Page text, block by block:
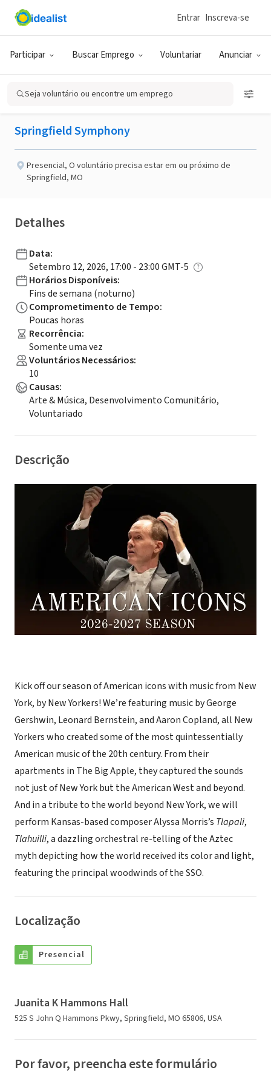
Participar Buscar Emprego Voluntariar Anunciar
Entrar Inscreva-se
Seja voluntário ou encontre um emprego
ONG (SETOR SOCIAL)
Publicado há 1 mês Feito em um Dia
9/12/26 "The Big Apple"
Springfield Symphony
Presencial, O voluntário precisa estar em ou próximo de
Springfield, MO
Detalhes
Data:
Setembro 12, 2026, 17:00 - 23:00 GMT-5
Horários Disponíveis:
Fins de semana (noturno)
Comprometimento de Tempo:
Poucas horas
Recorrência:
Somente uma vez
Voluntários Necessários:
10
Causas:
Arte & Música, Desenvolvimento Comunitário,
Voluntariado
Descrição
Kick off our season of American icons with music from New
York, by New Yorkers! We’re featuring music by George
Gershwin, Leonard Bernstein, and Aaron Copland, all New
Yorkers who created some of the most quintessentially
American music of the 20th century. From their
apartments in The Big Apple, they captured the sounds
not just of New York but the American West and beyond.
And in a tribute to the world beyond New York, we will
perform Kansas-based composer Alyssa Morris’s Tlapali,
Tlahuilli, a dazzling orchestral re-telling of the Aztec
myth depicting how the world received its color and light,
featuring the principal woodwinds of the SSO.
Localização
Presencial
Juanita K Hammons Hall
525 S John Q Hammons Pkwy, Springfield, MO 65806, USA
Por favor, preencha este formulário